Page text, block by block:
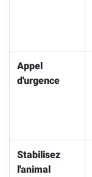
Appel
d'urgence
Stabilisez
l'animal